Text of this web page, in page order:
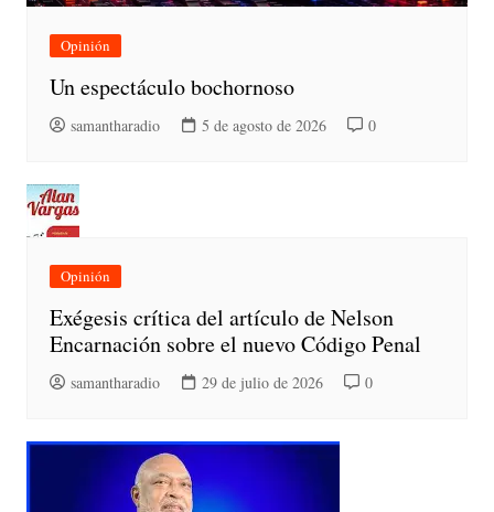
Opinión
Un espectáculo bochornoso
samantharadio 5 de agosto de 2026 0
Opinión
Exégesis crítica del artículo de Nelson
Encarnación sobre el nuevo Código Penal
samantharadio 29 de julio de 2026 0